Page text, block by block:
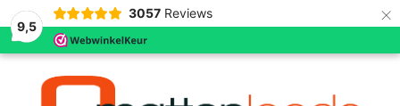
9,5
3057 Reviews ×